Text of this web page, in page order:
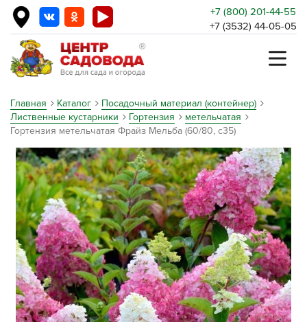
+7 (800) 201-44-55
+7 (3532) 44-05-05
Главная Каталог
Посадочный материал (контейнер)
Лиственные кустарники
Гортензия
метельчатая
Гортензия метельчатая Фрайз Мельба (60/80, с35)